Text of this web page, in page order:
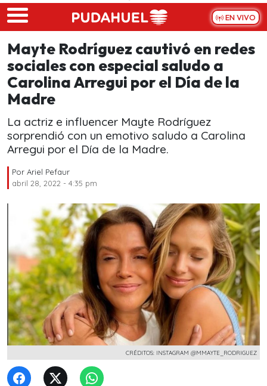
Skip to main content
EN VIVO
Mayte Rodríguez cautivó en redes
sociales con especial saludo a
Carolina Arregui por el Día de la
Madre
La actriz e influencer Mayte Rodríguez
sorprendió con un emotivo saludo a Carolina
Arregui por el Día de la Madre.
Por Ariel Pefaur
abril 28, 2022 - 4:35 pm
CRÉDITOS: INSTAGRAM @MMAYTE_RODRIGUEZ